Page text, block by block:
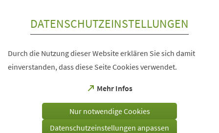
DATENSCHUTZEINSTELLUNGEN
Durch die Nutzung dieser Website erklären Sie sich damit
einverstanden, dass diese Seite Cookies verwendet.
Mehr Infos
(Öffnet
einem
Tab)
Nur notwendige Cookies
Datenschutzeinstellungen anpassen